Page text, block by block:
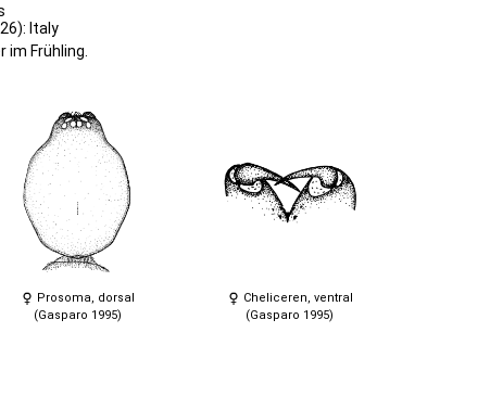
Italy
Frühling.
Prosoma, dorsal
(Gasparo 1995)
Cheliceren, ventral
(Gasparo 1995)